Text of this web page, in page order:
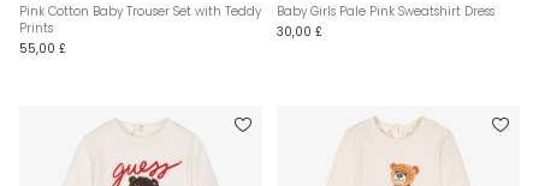
Pink Cotton Baby Trouser Set with Teddy
Prints
55,00 £
Baby Girls Pale Pink Sweatshirt Dress
30,00 £